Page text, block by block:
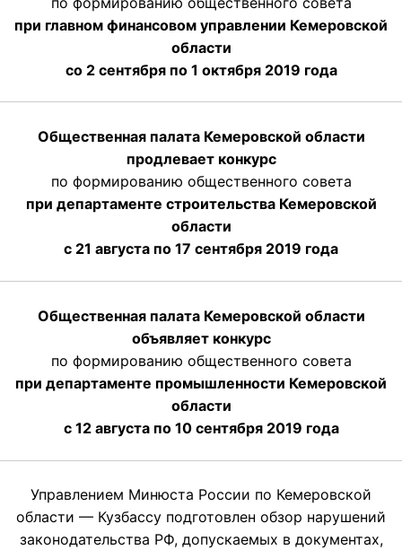
при главном финансовом управлении Кемеровской
области
со 2 сентября по 1 октября 2019 года
Общественная палата Кемеровской области
продлевает конкурс
по формированию общественного совета
при департаменте строительства Кемеровской
области
с 21 августа по 17 сентября 2019 года
Общественная палата Кемеровской области
объявляет конкурс
по формированию общественного совета
при департаменте промышленности Кемеровской
области
с 12 августа по 10 сентября 2019 года
Управлением Минюста России по Кемеровской
области — Кузбассу подготовлен обзор нарушений
законодательства РФ, допускаемых в документах,